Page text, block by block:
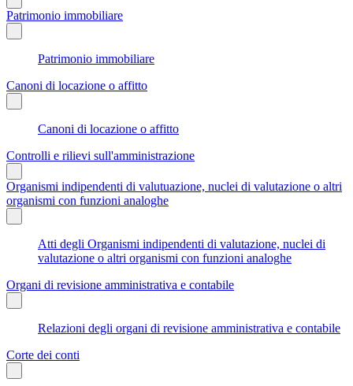
Patrimonio immobiliare
Patrimonio immobiliare
Canoni di locazione o affitto
Canoni di locazione o affitto
Controlli e rilievi sull'amministrazione
Organismi indipendenti di valutuazione, nuclei di valutazione o altri
organismi con funzioni analoghe
Atti degli Organismi indipendenti di valutazione, nuclei di
valutazione o altri organismi con funzioni analoghe
Organi di revisione amministrativa e contabile
Relazioni degli organi di revisione amministrativa e contabile
Corte dei conti